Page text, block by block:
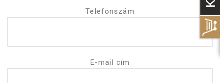
Telefonszám
E-mail cím